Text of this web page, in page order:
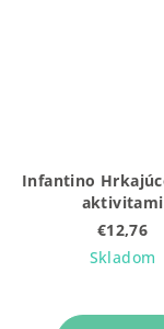
Infantino
aktivitami
€12,76
Skladom